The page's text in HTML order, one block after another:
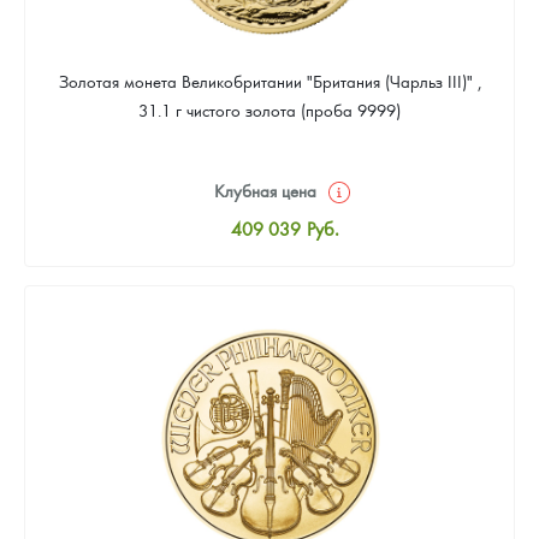
Золотая монета Великобритании "Британия (Чарльз III)" ,
31.1 г чистого золота (проба 9999)
Клубная цена
409 039 Руб.
Цена выкупа
388 587 Руб.